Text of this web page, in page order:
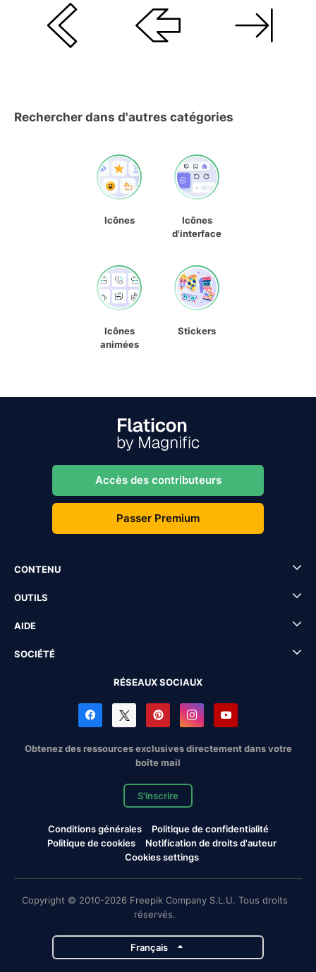
Rechercher dans d'autres catégories
Icônes
Icônes
d'interface
Icônes
animées
Stickers
Accès des contributeurs
Passer Premium
CONTENU
OUTILS
AIDE
SOCIÉTÉ
RÉSEAUX SOCIAUX
Obtenez des ressources exclusives directement dans votre
boîte mail
S'inscrire
Conditions générales
Politique de confidentialité
Politique de cookies
Notification de droits d'auteur
Cookies settings
Copyright © 2010-2026 Freepik Company S.L.U. Tous droits
réservés.
Français